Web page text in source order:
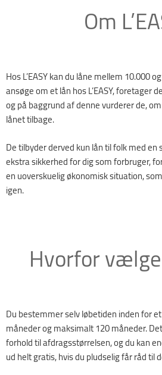
Om
Hos L’EASY kan du låne mellem 10.000
ansøge om et lån hos L’EASY, foretager
og på baggrund af denne vurderer de,
lånet tilbage.
De tilbyder derved kun lån til folk med
ekstra sikkerhed for dig som forbruger,
en uoverskuelig økonomisk situation,
igen.
Hvorfor vælge
Du bestemmer selv løbetiden inden for
måneder og maksimalt 120 måneder.
forhold til afdragsstørrelsen, og du kan
ud helt gratis, hvis du pludselig får råd til